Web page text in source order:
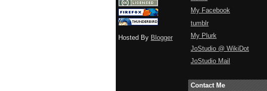
My Facebook
tumblr
My Plurk
JoStudio @ WikiDot
JoStudio Mail
Contact Me
Hosted By Blogger